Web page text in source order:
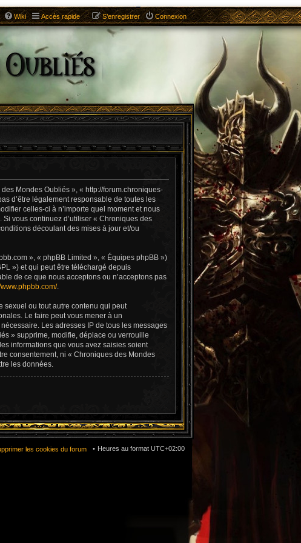
Wiki Accès rapide Connexion
S’enregistrer
Mondes Oubliés », « http://forum.chroniques-
d’être légalement responsable de toutes les
celles-ci à n’importe quel moment et nous
vous continuez d’utiliser « Chroniques des
découlant des mises à jour et/ou
», « phpBB Limited », « Équipes phpBB »)
») et qui peut être téléchargé depuis
de ce que nous acceptons ou n’acceptons pas
www.phpbb.com/.
sexuel ou tout autre contenu qui peut
Le faire peut vous mener à un
Les adresses IP de tous les messages
» supprime, modifie, déplace ou verrouille
informations que vous avez saisies soient
consentement, ni « Chroniques des Mondes
les données.
Heures au format UTC+02:00
les cookies du forum